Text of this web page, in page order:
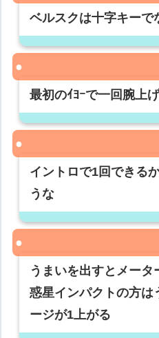
ベルスクは十字キー
最初のｲﾖｰで一回腕上
イントロで1回できる
うな
うまいを出すとメー
惑星インパクトの方は
ージが1上がる